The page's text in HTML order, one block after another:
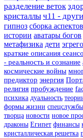
разделение веток
кристаллы ч11 -
гипноз сборка аспектов
истории аватары богов
метафизика дети
краткие описания
- реальность и сознание
космические войны
предиктор энергия
религия пробуждение
психика дуальность
формы жизни спецслужбы
творца новости новое
драконы Египет финансы
кристаллическая решетка